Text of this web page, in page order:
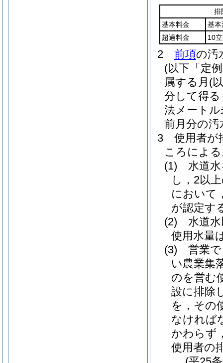
排
基本料金
基本
超過料金
10
2 前項の汚
(以下「定
属する月 (
分して得
法メート
前月分の
3
使用者が
ころによ
(1)
水道
し，2以
において
が認定す
(2)
水道
使用水量
(3)
営業
い農業集
のを営む
設に排除
を，その
なければ
かわらず
使用者の